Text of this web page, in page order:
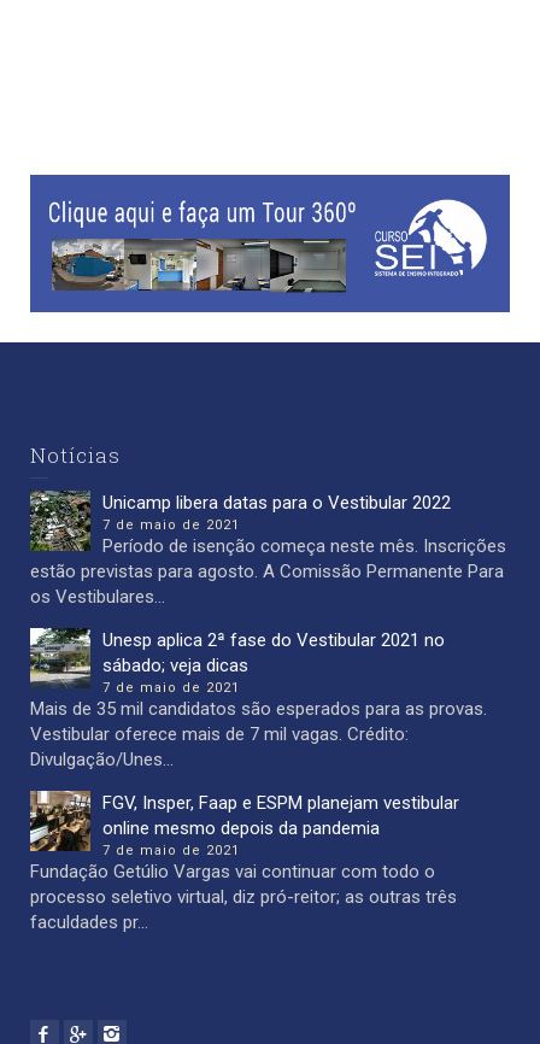
Notícias
Unicamp libera datas para o Vestibular 2022
7 de maio de 2021
Período de isenção começa neste mês. Inscrições
estão previstas para agosto. A Comissão Permanente Para
os Vestibulares...
Unesp aplica 2ª fase do Vestibular 2021 no
sábado; veja dicas
7 de maio de 2021
Mais de 35 mil candidatos são esperados para as provas.
Vestibular oferece mais de 7 mil vagas. Crédito:
Divulgação/Unes...
FGV, Insper, Faap e ESPM planejam vestibular
online mesmo depois da pandemia
7 de maio de 2021
Fundação Getúlio Vargas vai continuar com todo o
processo seletivo virtual, diz pró-reitor; as outras três
faculdades pr...